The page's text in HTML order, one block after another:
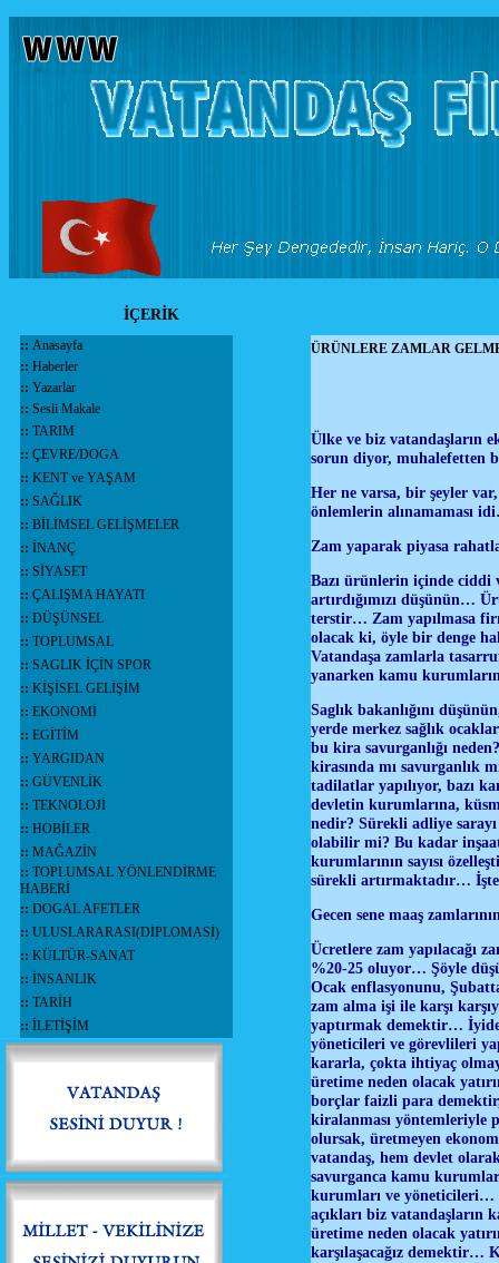
İÇERİK
:: Anasayfa
:: Haberler
:: Yazarlar
:: Sesli Makale
:: TARIM
:: ÇEVRE/DOGA
:: KENT ve YAŞAM
:: SAĞLIK
:: BİLİMSEL GELİŞMELER
:: İNANÇ
:: SİYASET
:: ÇALIŞMA HAYATI
:: DÜŞÜNSEL
:: TOPLUMSAL
:: SAGLIK İÇİN SPOR
:: KİŞİSEL GELİŞİM
:: EKONOMİ
:: EGİTİM
:: YARGIDAN
:: GÜVENLİK
:: TEKNOLOJİ
:: HOBİLER
:: MAĞAZİN
:: TOPLUMSAL YÖNLENDİRME
HABERİ
:: DOGAL AFETLER
:: ULUSLARARASI(DİPLOMASİ)
:: KÜLTÜR-SANAT
:: İNSANLIK
:: TARİH
:: İLETİŞİM
ÜRÜNLERE ZAMLAR
Ülke ve biz vatandaşların
sorun diyor, muhalefetten
Her ne varsa, bir şeyler
önlemlerin alınamaması
Zam yaparak piyasa
Bazı ürünlerin içinde ciddi
artırdığımızı düşünün…
terstir… Zam yapılmasa
olacak ki, öyle bir denge
Vatandaşa zamlarla
yanarken kamu
Saglık bakanlığını
yerde merkez sağlık
bu kira savurganlığı
kirasında mı savurganlık
tadilatlar yapılıyor, bazı
devletin kurumlarına,
nedir? Sürekli adliye
olabilir mi? Bu kadar
kurumlarının sayısı
sürekli artırmaktadır…
Gecen sene maaş
Ücretlere zam yapılacağı
%20-25 oluyor… Şöyle
Ocak enflasyonunu,
zam alma işi ile karşı
yaptırmak demektir…
yöneticileri ve görevlileri
kararla, çokta ihtiyaç
üretime neden olacak
borçlar faizli para
kiralanması yöntemleriyle
olursak, üretmeyen
vatandaş, hem devlet
savurganca kamu
kurumları ve yöneticileri…
açıkları biz vatandaşların
üretime neden olacak
karşılaşacağız demektir…